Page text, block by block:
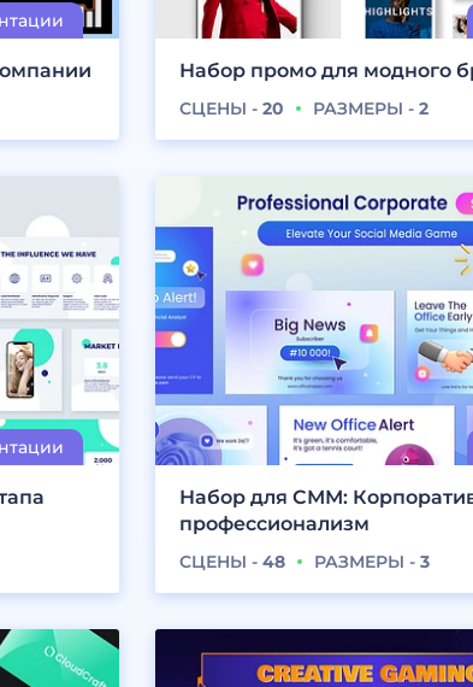
Набор промо для модного
СЦЕНЫ - 20 РАЗМЕРЫ - 2
Набор для СММ:
профессионализм
СЦЕНЫ - 48 РАЗМЕРЫ - 3